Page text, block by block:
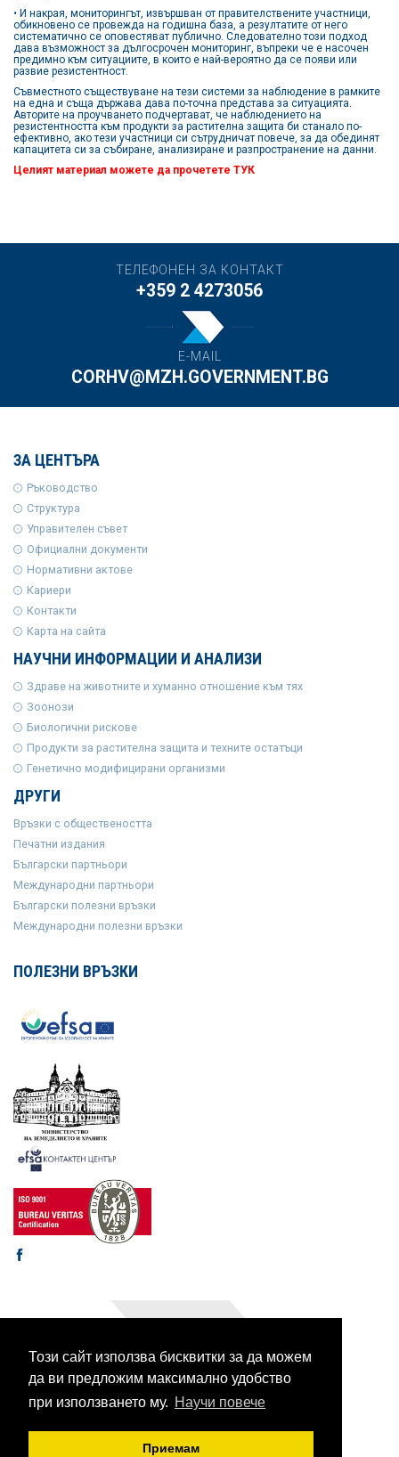
Този сайт използва бисквитки за да можем
да ви предложим максимално удобство
при използването му. Научи повече
Приемам
• И накрая, мониторингът, извършван от правителствените участници,
обикновено се провежда на годишна база, а резултатите от него
систематично се оповестяват публично. Следователно този подход
дава възможност за дългосрочен мониторинг, въпреки че е насочен
предимно към ситуациите, в които е най-вероятно да се появи или
развие резистентност.
Съвместното съществуване на тези системи за наблюдение в рамките
на една и съща държава дава по-точна представа за ситуацията.
Авторите на проучването подчертават, че наблюдението на
резистентността към продукти за растителна защита би станало по-
ефективно, ако тези участници си сътрудничат повече, за да обединят
капацитета си за събиране, анализиране и разпространение на данни.
Целият материал можете да прочетете ТУК
ТЕЛЕФОНЕН ЗА КОНТАКТ
+359 2 4273056
E-MAIL
CORHV@MZH.GOVERNMENT.BG
ЗА ЦЕНТЪРА
Ръководство
Структура
Управителен съвет
Официални документи
Нормативни актове
Кариери
Контакти
Карта на сайта
НАУЧНИ ИНФОРМАЦИИ И АНАЛИЗИ
Здраве на животните и хуманно отношение към тях
Зоонози
Биологични рискове
Продукти за растителна защита и техните остатъци
Генетично модифицирани организми
ДРУГИ
Връзки с обществеността
Печатни издания
Български партньори
Международни партньори
Български полезни връзки
Международни полезни връзки
ПОЛЕЗНИ ВРЪЗКИ
© 2003-2026 CORHV
Всички права запазени.